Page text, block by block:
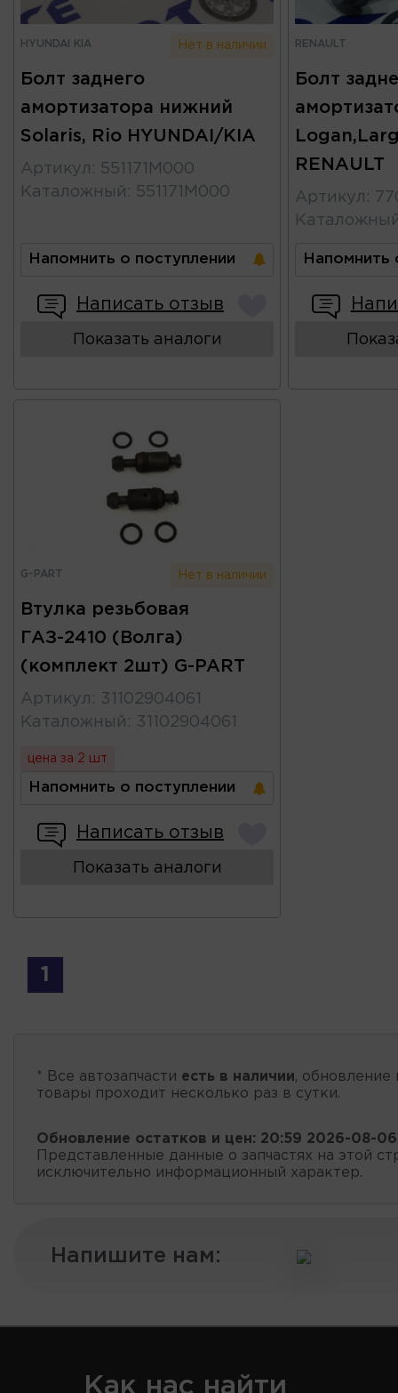
HYUNDAI KIA Нет в наличии
Болт заднего
амортизатора нижний
Solaris, Rio HYUNDAI/KIA
Артикул : 551171M000
Каталожный : 551171M000
Напомнить о поступлении
Написать отзыв
Показать аналоги
RENAULT
Болт
RENAULT
Артикул :
Напомнить
G-PART Нет в наличии
Втулка резьбовая
ГАЗ-2410 (Волга)
(комплект 2шт) G-PART
Артикул : 31102904061
Каталожный : 31102904061
цена за 2 шт
Напомнить о поступлении
Написать отзыв
Показать аналоги
1
* Все автозапчасти есть в наличии, обновление
товары проходит несколько раз в сутки.
Обновление остатков и цен: 20:59 2026-08-06
Представленные данные о запчастях на этой
исключительно информационный характер.
Напишите нам:
Как нас найти